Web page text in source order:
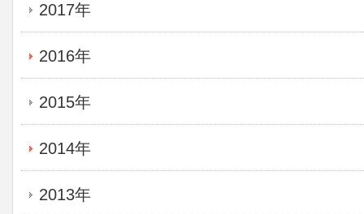
2017年
2016年
2015年
2014年
2013年